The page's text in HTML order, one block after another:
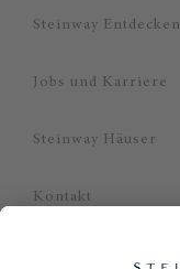
Steinway Entdecken
Jobs und Karriere
Steinway Häuser
Kontakt